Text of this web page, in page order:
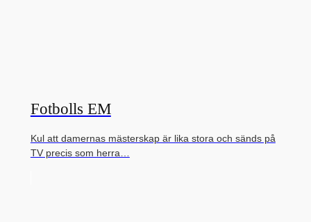
Fotbolls EM
Kul att damernas mästerskap är lika stora och sänds på
TV precis som herra…